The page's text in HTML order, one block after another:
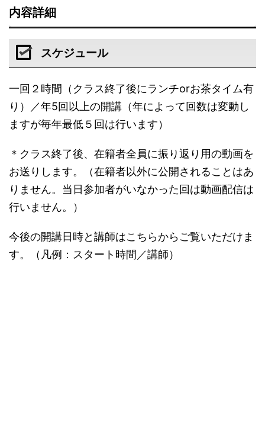
内容詳細
スケジュール
一回２時間（クラス終了後にランチorお茶タイム有
り）／年5回以上の開講（年によって回数は変動し
ますが毎年最低５回は行います）
＊クラス終了後、在籍者全員に振り返り用の動画を
お送りします。（在籍者以外に公開されることはあ
りません。当日参加者がいなかった回は動画配信は
行いません。）
今後の開講日時と講師はこちらからご覧いただけま
す。（凡例：スタート時間／講師）